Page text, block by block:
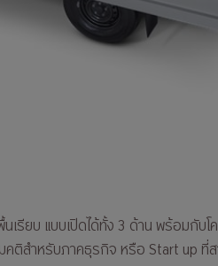
เรียบ แบบเปิดได้ทั้ง 3 ด้าน พร้อมกั
ติสำหรับภาคธุรกิจ หรือ Start up ที่